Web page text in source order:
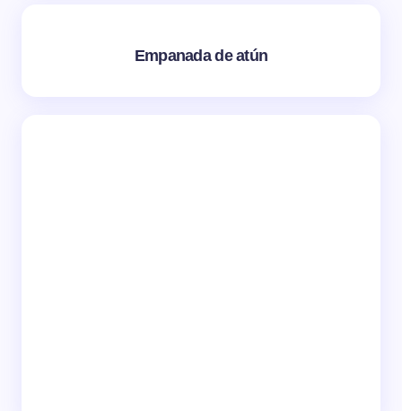
Empanada de atún